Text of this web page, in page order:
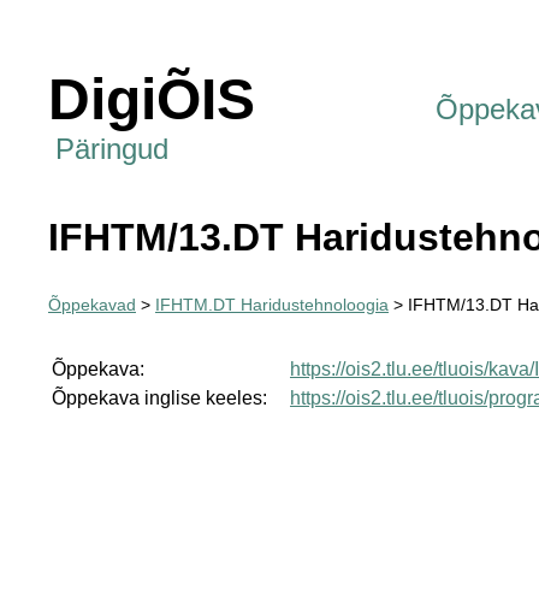
DigiÕIS
Päringud
IFHTM/13.DT
Õppekavad > IFHTM.DT Haridustehnoloogia > IFHTM/13.DT
Õppekava:
https://ois2.tlu.ee/tluois/
Õppekava inglise keeles:
https://ois2.tlu.ee/tluois/